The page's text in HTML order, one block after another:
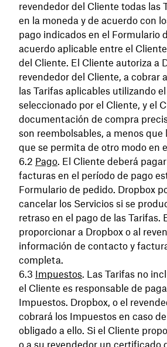
revendedor del Cliente todas las
en la moneda y de acuerdo con
pago indicados en el Formulario
acuerdo aplicable entre el
del Cliente. El Cliente autoriza a
revendedor del Cliente, a cobrar
las Tarifas aplicables utilizando
seleccionado por el Cliente, y el
documentación de compra
son reembolsables, a menos que
que se permita de otro modo en
Pago. El Cliente deberá
facturas en el período de pago
Formulario de pedido. Dropbox
cancelar los Servicios si se
retraso en el pago de las Tarifas.
proporcionar a Dropbox o al
información de contacto y
completa.
Impuestos. Las Tarifas no
el Cliente es responsable de
Impuestos. Dropbox, o el
cobrará los Impuestos en caso
obligado a ello. Si el Cliente
o a su revendedor un certificado